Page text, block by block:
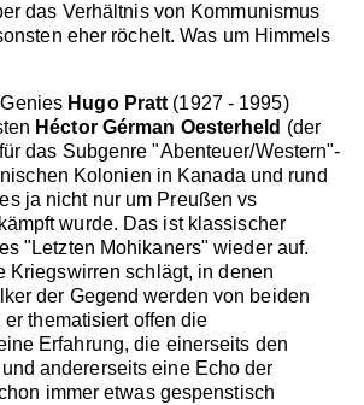
das Verhältnis von Kommunismus
eher röchelt. Was um Himmels
Hugo Pratt (1927 - 1995)
Héctor Gérman Oesterheld (der
das Subgenre "Abenteuer/Western"-
Kolonien in Kanada und rund
ja nicht nur um Preußen vs
wurde. Das ist klassischer
"Letzten Mohikaners" wieder auf.
Kriegswirren schlägt, in denen
der Gegend werden von beiden
thematisiert offen die
Erfahrung, die einerseits den
andererseits eine Echo der
immer etwas gespenstisch